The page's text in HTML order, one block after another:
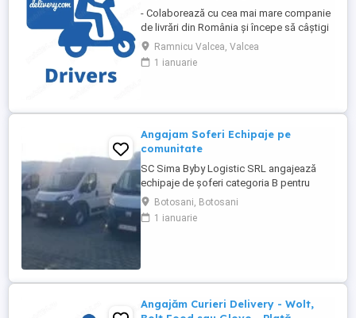
- Colaborează cu cea mai mare companie
de livrări din România și începe să câștigi
rapid! - Cerințe: Minim 18 ani Mijloc de
transport propriu (mașină, scuter,
motocicletă sau bicicletă) Telefon mobil
atractive ...
Ramnicu Valcea, Valcea
1 ianuarie
Angajam Soferi Echipaje pe
comunitate
SC Sima Byby Logistic SRL angajează
echipaje de șoferi categoria B pentru
transport internațional (comunitate)!
Căutăm echipaje formate din 2 șoferi,
posesori ai permisului categoria B, pentru
Botosani, Botosani
1 ianuarie
Angajăm Curieri Delivery - Wolt,